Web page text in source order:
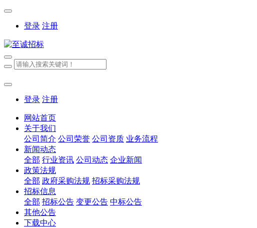
登录 注册
登录 注册
网站首页
关于我们
公司简介 公司荣誉 公司资质 业务流程
新闻动态
全部 行业资讯 公司动态 企业新闻
政策法规
全部 政府采购法规 招标采购法规
招标信息
全部 招标公告 变更公告 中标公告
其他公告
下载中心